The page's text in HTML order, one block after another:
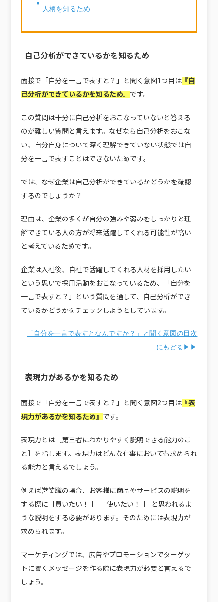
人柄を知るため
自己分析ができているかを知るため
面接で「自分を一言で表すと？」と聞く意図1つ目は『自
己分析ができているかを知るため』 です。
この質問は十分に自己分析をおこなっていないと答える
のが難しい質問と言えます。なぜなら自己分析をおこな
い、自分自身について深く理解できていない状態では自
分を一言で表すことはできないためです。
では、なぜ企業は自己分析ができているかどうかを確認
するのでしょうか？
理由は、企業の多くが自分の強みや弱みをしっかりと理
解できている人の方が将来活躍してくれる可能性が高い
と考えているためです。
企業は入社後、自社で活躍してくれる人材を採用したい
という思いで採用活動をおこなっているため、「自分を
一言で表すと？」という質問を通して、自己分析ができ
ているかどうかをチェックしようとしています。
「自分を一言で表すとなんですか？」と聞く意図の目次
にもどる▶▶
表現力があるかを知るため
面接で「自分を一言で表すと？」と聞く意図2つ目は『表
現力があるかを知るため』 です。
表現力とは［第三者にわかりやすく説明できる能力のこ
と］を指します。表現力はどんな仕事においても求められ
る能力と言えるでしょう。
例えば営業職の場合、お客様に商品やサービスの説明を
する際に［買いたい！ ］ ［使いたい！ ］ と思われるよ
うな説明をする必要があります。そのためには表現力が
求められます。
マーケティングでは、広告やプロモーションでターゲッ
トに響くメッセージを作る際に表現力が必要と言えるで
しょう。